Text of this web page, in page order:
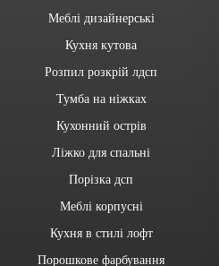
Меблі дизайнерські
Кухня кутова
Розпил розкрій лдсп
Тумба на ніжках
Кухонний острів
Ліжко для спальні
Порізка дсп
Меблі корпусні
Кухня в стилі лофт
Порошкове фарбування